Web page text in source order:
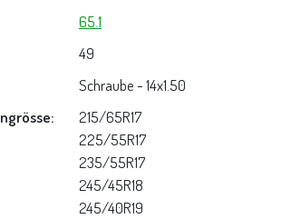
65.1
49
Schraube - 14x1.50
215/65R17
225/55R17
235/55R17
245/45R18
245/40R19